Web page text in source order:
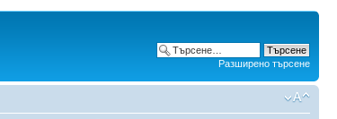
Разширено търсене